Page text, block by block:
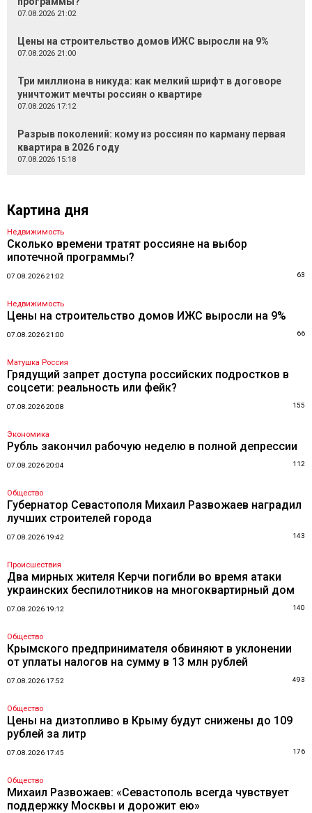
07.08.2026 21:02
Цены на строительство домов ИЖС выросли на 9%
07.08.2026 21:00
Три миллиона в никуда: как мелкий шрифт в договоре
уничтожит мечты россиян о квартире
07.08.2026 17:12
Разрыв поколений: кому из россиян по карману первая
квартира в 2026 году
07.08.2026 15:18
Картина дня
Недвижимость
Сколько времени тратят россияне на выбор
ипотечной программы?
07.08.2026 21:02 63
Недвижимость
Цены на строительство домов ИЖС выросли на 9%
07.08.2026 21:00 66
Матушка Россия
Грядущий запрет доступа российских подростков в
соцсети: реальность или фейк?
07.08.2026 20:08 155
Экономика
Рубль закончил рабочую неделю в полной депрессии
07.08.2026 20:04 112
Общество
Губернатор Севастополя Михаил Развожаев наградил
лучших строителей города
07.08.2026 19:42 143
Происшествия
Два мирных жителя Керчи погибли во время атаки
украинских беспилотников на многоквартирный дом
07.08.2026 19:12 140
Общество
Крымского предпринимателя обвиняют в уклонении
от уплаты налогов на сумму в 13 млн рублей
07.08.2026 17:52 493
Общество
Цены на дизтопливо в Крыму будут снижены до 109
рублей за литр
07.08.2026 17:45 176
Общество
Михаил Развожаев: «Севастополь всегда чувствует
поддержку Москвы и дорожит ею»